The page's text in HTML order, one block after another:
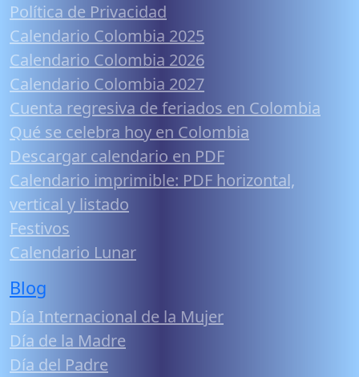
Política de Privacidad
Calendario Colombia 2025
Calendario Colombia 2026
Calendario Colombia 2027
Cuenta regresiva de feriados en Colombia
Qué se celebra hoy en Colombia
Descargar calendario en PDF
Calendario imprimible: PDF horizontal,
vertical y listado
Festivos
Calendario Lunar
Blog
Día Internacional de la Mujer
Día de la Madre
Día del Padre